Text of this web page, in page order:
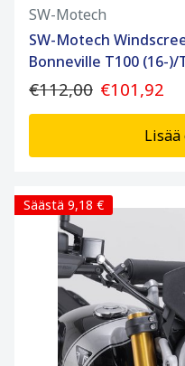
SW-Motech
SW-Motech
Bonneville T100 (16-)/
€112,00 €101,92
Säästä 9,18 €